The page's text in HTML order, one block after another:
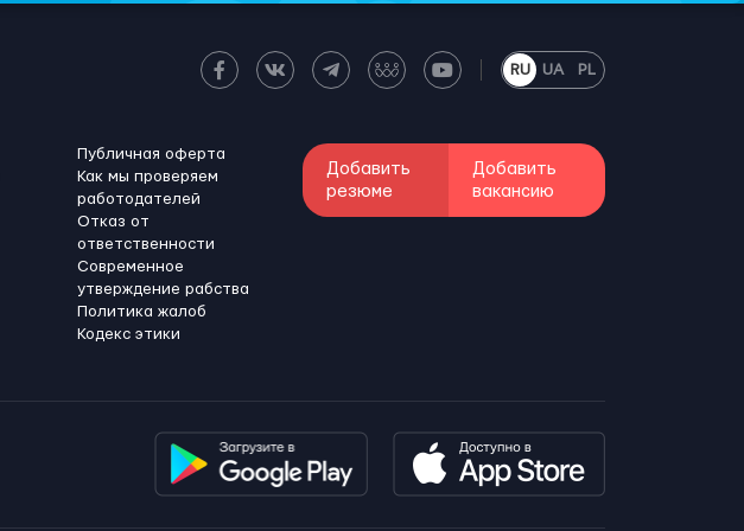
RU UA PL
Публичная оферта
Как мы проверяем
работодателей
Отказ от
ответственности
Современное
утверждение рабства
Политика жалоб
Кодекс этики
Добавить
резюме
Добавить
вакансию